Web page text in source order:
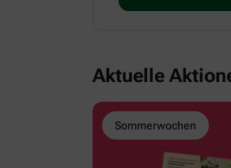
Aktuelle
Sommerwochen